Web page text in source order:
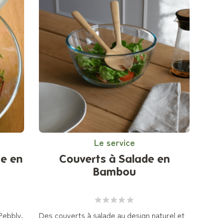
en
Le service
Couverts à Salade en
Bambou
Des couverts à salade au design naturel et